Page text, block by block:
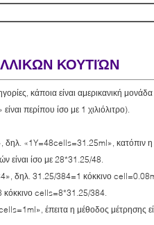
ΚΟΥΤΙΏΝ
κάποια είναι αμερικανική
περίπου ίσο με 1 χιλιόλιτρο).
δηλ. «1Y=48cells=31.25ml», κατόπιν
είναι ίσο με 28*31.25/48.
δηλ. 31.25/384=1 κόκκινο
κόκκινο cells=8*31.25/384.
έπειτα η μέθοδος μέτρησης